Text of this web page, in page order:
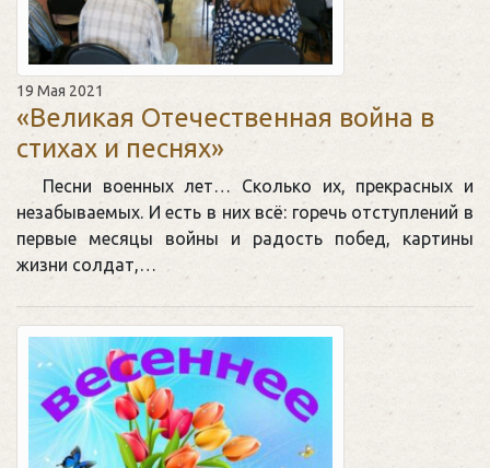
19 Мая 2021
«Великая Отечественная война в
стихах и песнях»
Песни военных лет… Сколько их, прекрасных и
незабываемых. И есть в них всё: горечь отступлений в
первые месяцы войны и радость побед, картины
жизни солдат,…